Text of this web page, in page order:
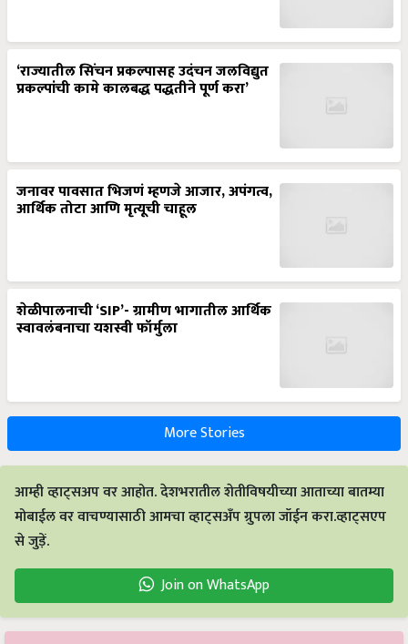
‘राज्यातील सिंचन प्रकल्पासह उदंचन जलविद्युत
प्रकल्पांची कामे कालबद्ध पद्धतीने पूर्ण करा’
जनावर पावसात भिजणं म्हणजे आजार, अपंगत्व,
आर्थिक तोटा आणि मृत्यूची चाहूल
शेळीपालनाची ‘SIP’- ग्रामीण भागातील आर्थिक
स्वावलंबनाचा यशस्वी फॉर्मुला
More Stories
आम्ही व्हाट्सअप वर आहोत. देशभरातील शेतीविषयीच्या आताच्या बातम्या
मोबाईल वर वाचण्यासाठी आमचा व्हाट्सअँप ग्रुपला जॉईन करा.व्हाट्सएप
से जुड़ें.
Join on WhatsApp